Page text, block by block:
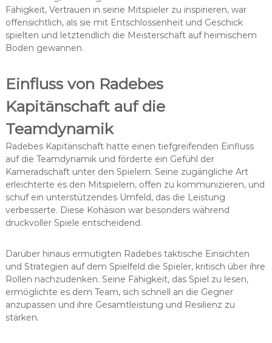
Fähigkeit, Vertrauen in seine Mitspieler zu inspirieren, war
offensichtlich, als sie mit Entschlossenheit und Geschick
spielten und letztendlich die Meisterschaft auf heimischem
Boden gewannen.
Einfluss von Radebes
Kapitänschaft auf die
Teamdynamik
Radebes Kapitänschaft hatte einen tiefgreifenden Einfluss
auf die Teamdynamik und förderte ein Gefühl der
Kameradschaft unter den Spielern. Seine zugängliche Art
erleichterte es den Mitspielern, offen zu kommunizieren, und
schuf ein unterstützendes Umfeld, das die Leistung
verbesserte. Diese Kohäsion war besonders während
druckvoller Spiele entscheidend.
Darüber hinaus ermutigten Radebes taktische Einsichten
und Strategien auf dem Spielfeld die Spieler, kritisch über ihre
Rollen nachzudenken. Seine Fähigkeit, das Spiel zu lesen,
ermöglichte es dem Team, sich schnell an die Gegner
anzupassen und ihre Gesamtleistung und Resilienz zu
stärken.